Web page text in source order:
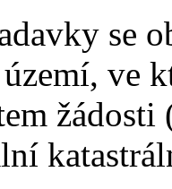
se
ve